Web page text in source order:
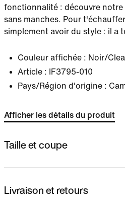
fonctionnalité : découvre notre
sans manches. Pour
simplement avoir du style : il a
Couleur affichée : Noir/
Article :
IF3795-010
Pays/Région d'origine :
Afficher les détails du produit
Taille et coupe
Livraison et retours